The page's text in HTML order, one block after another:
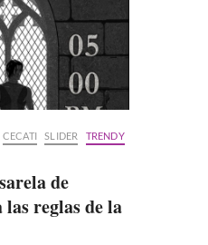
CECATI SLIDER
TRENDY
de
reglas de la